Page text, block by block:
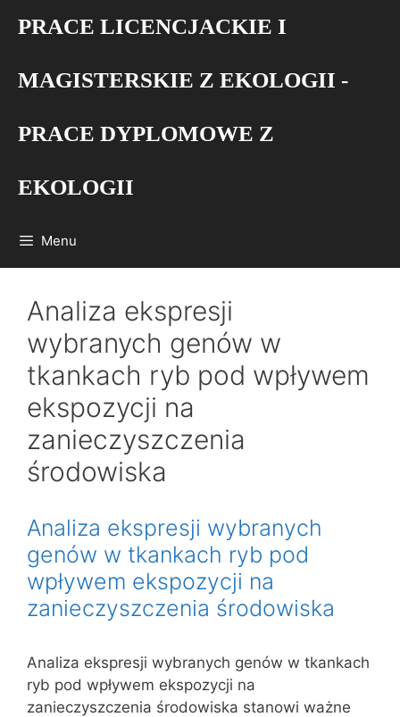
PRACE LICENCJACKIE I
MAGISTERSKIE Z EKOLOGII -
PRACE DYPLOMOWE Z
EKOLOGII
Menu
Analiza ekspresji
wybranych genów w
tkankach ryb pod wpływem
ekspozycji na
zanieczyszczenia
środowiska
Analiza ekspresji wybranych
genów w tkankach ryb pod
wpływem ekspozycji na
zanieczyszczenia środowiska
Analiza ekspresji wybranych genów w tkankach
ryb pod wpływem ekspozycji na
zanieczyszczenia środowiska stanowi ważne